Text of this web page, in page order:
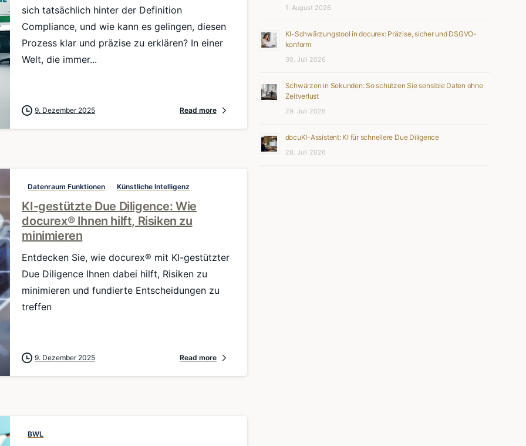
sich tatsächlich hinter der Definition
Compliance, und wie kann es gelingen, diesen
Prozess klar und präzise zu erklären? In einer
Welt, die immer...
9. Dezember 2025 Read more
Datenraum Funktionen Künstliche Intelligenz
KI-gestützte Due Diligence: Wie
docurex® Ihnen hilft, Risiken zu
minimieren
Entdecken Sie, wie docurex® mit KI-gestützter
Due Diligence Ihnen dabei hilft, Risiken zu
minimieren und fundierte Entscheidungen zu
treffen
9. Dezember 2025 Read more
BWL
1. August 2026
KI-Schwärzungstool in docurex: Präzise, sicher und DSGVO-
konform
30. Juli 2026
Schwärzen in Sekunden: So schützen Sie sensible Daten ohne
Zeitverlust
29. Juli 2026
docuKI-Assistent: KI für schnellere Due Diligence
28. Juli 2026